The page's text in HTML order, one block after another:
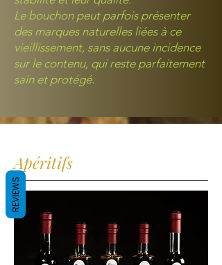
Le bouchon peut parfois présenter
des marques naturelles liées à ce
vieillissement, sans aucune incidence
sur le contenu, qui reste parfaitement
sain et protégé.
Apéritifs
REVIEWS